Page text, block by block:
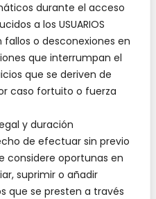
durante el acceso
a los USUARIOS
o desconexiones en
que interrumpan el
que se deriven de
caso fortuito o fuerza
y duración
de efectuar sin previo
considere oportunas en
suprimir o añadir
que se presten a través